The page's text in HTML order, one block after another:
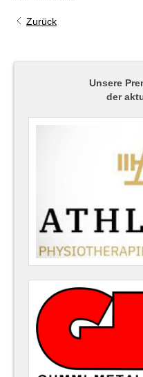
Zurück
Unsere
der